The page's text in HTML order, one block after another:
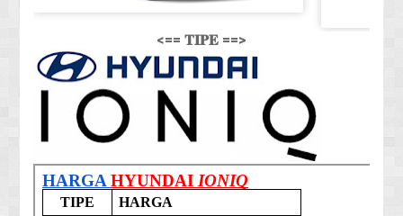
<== 𝐓𝐈𝐏𝐄 ==>